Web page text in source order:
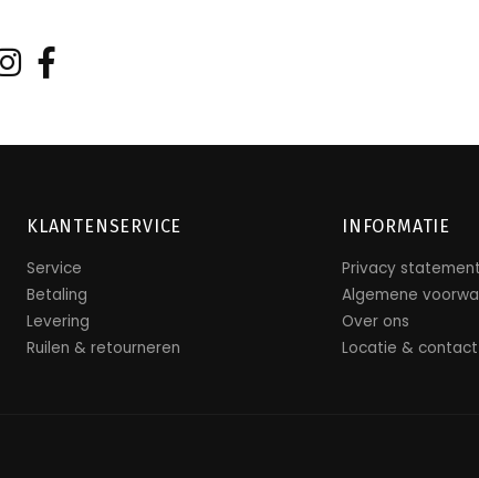
KLANTENSERVICE
Service
Betaling
Levering
Ruilen & retourneren
INFORMATIE
Privacy statement
Algemene
Over ons
Locatie & contact